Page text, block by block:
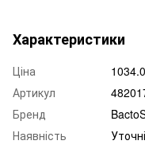
Характеристики
Ціна
Артикул
Бренд
Наявність